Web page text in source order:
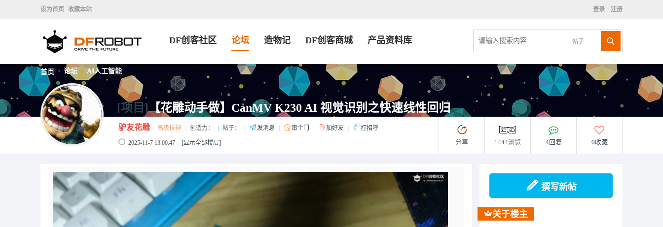
设为首页 收藏本站 登录 注册
帖子
DF创客社区 论坛 造物记 DF创客商城 产品资料库
首页 > 论坛 > AI人工智能
[项目]【花雕动手做】CanMV K230 AI 视觉识别之快速线性回归
驴友花雕 高级技神 创造力： 帖子： 发消息 串个门 加好友 打招呼
2025-11-7 13:00:47 [显示全部楼层] 分享 1444浏览 4回复 0收藏
撰写新帖
关于楼主